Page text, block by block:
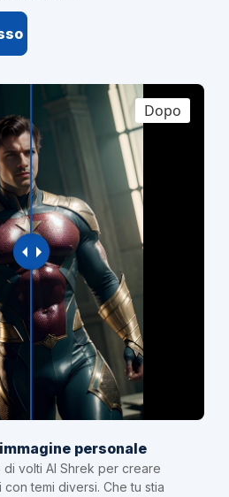
Dopo
personale
volti AI Shrek per creare
temi diversi. Che tu stia